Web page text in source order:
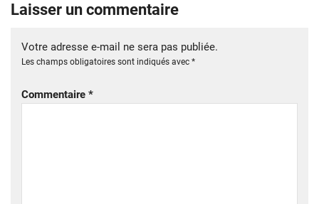
Laisser un commentaire
Votre adresse e-mail ne sera pas publiée.
Les champs obligatoires sont indiqués avec *
Commentaire *